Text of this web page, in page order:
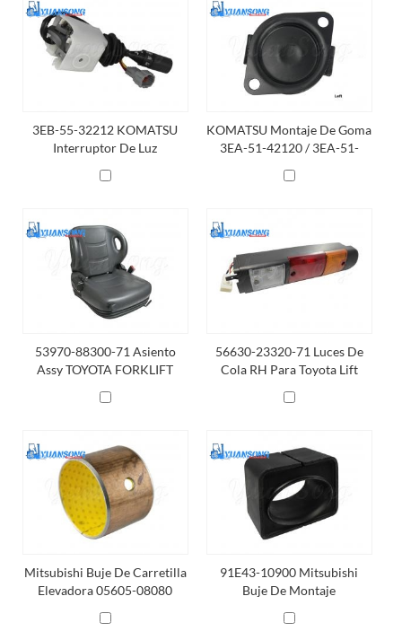
3EB-55-32212 KOMATSU
Interruptor De Luz
KOMATSU Montaje De Goma
3EA-51-42120 / 3EA-51-
42110
53970-88300-71 Asiento
Assy TOYOTA FORKLIFT
56630-23320-71 Luces De
Cola RH Para Toyota Lift
Mitsubishi Buje De Carretilla
Elevadora 05605-08080
91E43-10900 Mitsubishi
Buje De Montaje